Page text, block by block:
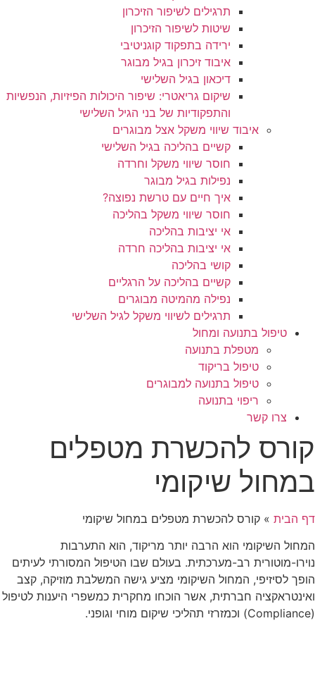
תרגילים לשיפור הזיכרון
שיטות לשיפור הזיכרון
ירידה בתפקוד קוגניטיבי
איבוד זיכרון בגיל מבוגר
דיכאון בגיל השלישי
שיקום גריאטרי: שיפור היכולות הפיזיות, הנפשיות
והתפקודיות של בני הגיל השלישי
איבוד שיווי משקל אצל מבוגרים
קשיים בהליכה בגיל השלישי
חוסר שיווי משקל וחרדה
נפילות בגיל מבוגר
איך חיים עם טרשת נפוצה?
חוסר שיווי משקל בהליכה
אי יציבות בהליכה
אי יציבות בהליכה חרדה
קושי בהליכה
קשיים בהליכה על הרגליים
נפילה מהמיטה מבוגרים
תרגילים לשיווי משקל לגיל השלישי
טיפול בתנועה ומחול
מטפלת בתנועה
טיפול בריקוד
טיפול בתנועה למבוגרים
ריפוי בתנועה
צרו קשר
קורס להכשרת מטפלים
במחול שיקומי
דף הבית » קורס להכשרת מטפלים במחול שיקומי
המחול השיקומי הוא הרבה יותר מריקוד, הוא התערבות
נוירו-מוטורית רב-מערכתית. בעולם שבו הטיפול המסורתי לעיתים
הופך לסיזיפי, המחול השיקומי מציע גישה המשלבת מוזיקה, קצב
ואינטראקציה חברתית, אשר הוכחו מחקרית כמשפרי היענות לטיפול
(Compliance) וכמזרזי תהליכי שיקום מוחי וגופני.